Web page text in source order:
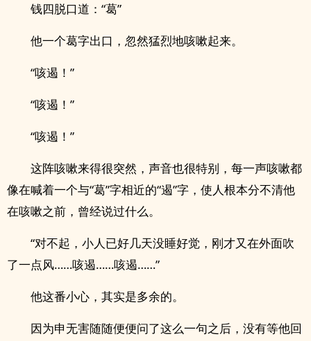
钱四脱口道：“葛”
他一个葛字出口，忽然猛烈地咳嗽起来。
“咳遏！”
“咳遏！”
“咳遏！”
这阵咳嗽来得很突然，声音也很特别，每一声咳嗽都
像在喊着一个与“葛”字相近的“遏”字，使人根本分不清他
在咳嗽之前，曾经说过什么。
“对不起，小人已好几天没睡好觉，刚才又在外面吹
了一点风……咳遏……咳遏……”
他这番小心，其实是多余的。
因为申无害随随便便问了这么一句之后，没有等他回